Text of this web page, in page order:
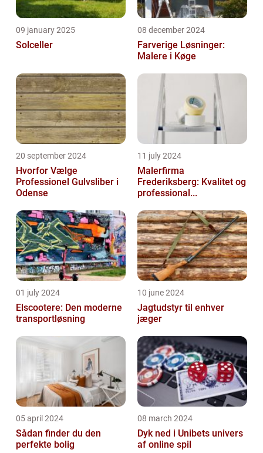
09 january 2025
Solceller
08 december 2024
Farverige Løsninger:
Malere i Køge
20 september 2024
Hvorfor Vælge
Professionel Gulvsliber i
Odense
11 july 2024
Malerfirma
Frederiksberg: Kvalitet og
professional...
01 july 2024
Elscootere: Den moderne
transportløsning
10 june 2024
Jagtudstyr til enhver
jæger
05 april 2024
Sådan finder du den
perfekte bolig
08 march 2024
Dyk ned i Unibets univers
af online spil